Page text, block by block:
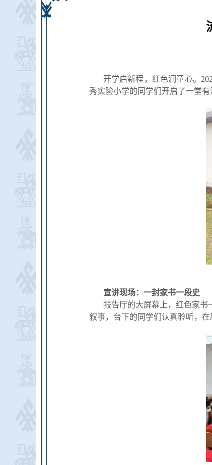
开学启新程，红色润童心。
秀实验小学的同学们开启了一堂
宣讲现场：一封家书一段史
报告厅的大屏幕上，红色家书
叙事，台下的同学们认真聆听，在